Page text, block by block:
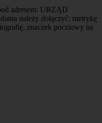
adresem: URZĄD
należy dołączyć: metrykę
znaczek pocztowy na